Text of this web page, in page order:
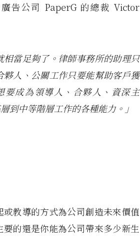
告公司 PaperG 的總裁 Victor
相當足夠了。律師事務所的助理只
人、公關工作只要能幫助客戶獲
成為領導人、合夥人、資深主
中等階層工作的各種能力。」
或教導的方式為公司創造未來價值
的還是你能為公司帶來多少新生